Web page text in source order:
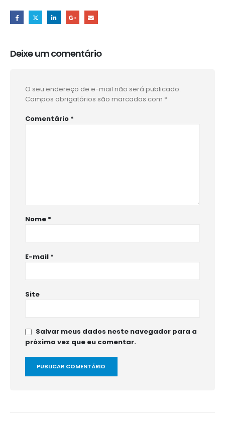
Deixe um comentário
O seu endereço de e-mail não será publicado.
Campos obrigatórios são marcados com *
Comentário *
Nome *
E-mail *
Site
Salvar meus dados neste navegador para a
próxima vez que eu comentar.